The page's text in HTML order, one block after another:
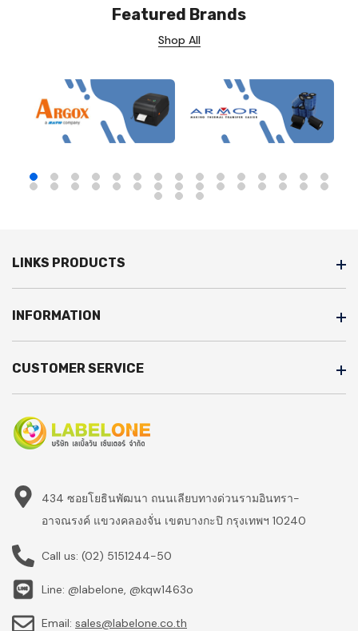
Featured Brands
Shop All
LINKS PRODUCTS
INFORMATION
CUSTOMER SERVICE
434 ซอยโยธินพัฒนา ถนนเลียบทางด่วนรามอินทรา-
อาจณรงค์ แขวงคลองจั่น เขตบางกะปิ กรุงเทพฯ 10240
Call us: (02) 5151244-50
Line: @labelone, @kqw1463o
Email: sales@labelone.co.th